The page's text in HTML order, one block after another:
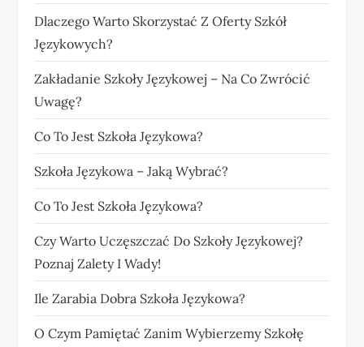
Dlaczego Warto Skorzystać Z Oferty Szkół
Językowych?
Zakładanie Szkoły Językowej – Na Co Zwrócić
Uwagę?
Co To Jest Szkoła Językowa?
Szkoła Językowa – Jaką Wybrać?
Co To Jest Szkoła Językowa?
Czy Warto Uczęszczać Do Szkoły Językowej?
Poznaj Zalety I Wady!
Ile Zarabia Dobra Szkoła Językowa?
O Czym Pamiętać Zanim Wybierzemy Szkołę